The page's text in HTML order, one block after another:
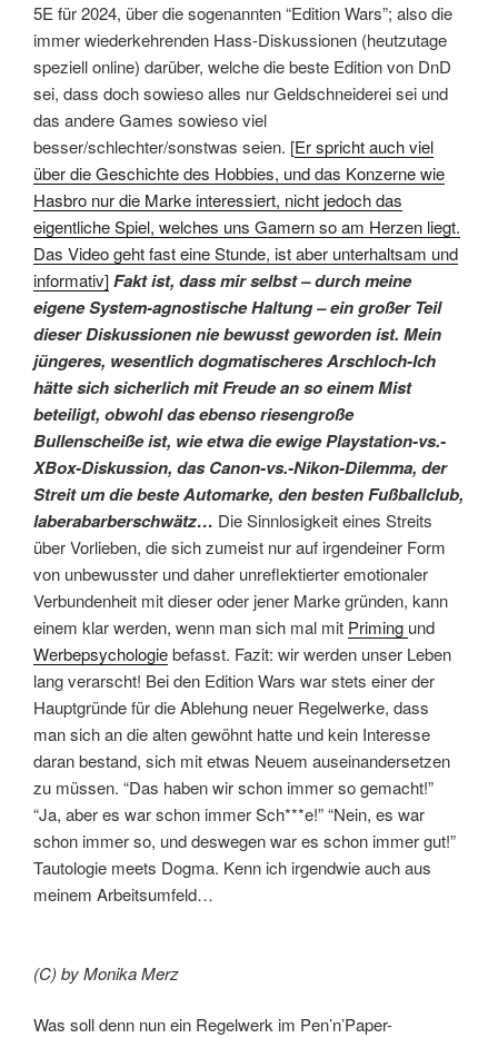
5E für 2024, über die sogenannten “Edition Wars”; also die
immer wiederkehrenden Hass-Diskussionen (heutzutage
speziell online) darüber, welche die beste Edition von DnD
sei, dass doch sowieso alles nur Geldschneiderei sei und
das andere Games sowieso viel
besser/schlechter/sonstwas seien. [Er spricht auch viel
über die Geschichte des Hobbies, und das Konzerne wie
Hasbro nur die Marke interessiert, nicht jedoch das
eigentliche Spiel, welches uns Gamern so am Herzen liegt.
Das Video geht fast eine Stunde, ist aber unterhaltsam und
informativ]Fakt ist, dass mir selbst – durch meine
eigene System-agnostische Haltung – ein großer Teil
dieser Diskussionen nie bewusst geworden ist. Mein
jüngeres, wesentlich dogmatischeres Arschloch-Ich
hätte sich sicherlich mit Freude an so einem Mist
beteiligt, obwohl das ebenso riesengroße
Bullenscheiße ist, wie etwa die ewige Playstation-vs.-
XBox-Diskussion, das Canon-vs.-Nikon-Dilemma, der
Streit um die beste Automarke, den besten Fußballclub,
laberabarberschwätz… Die Sinnlosigkeit eines Streits
über Vorlieben, die sich zumeist nur auf irgendeiner Form
von unbewusster und daher unreflektierter emotionaler
Verbundenheit mit dieser oder jener Marke gründen, kann
einem klar werden, wenn man sich mal mit Priming und
Werbepsychologiebefasst. Fazit: wir werden unser Leben
lang verarscht! Bei den Edition Wars war stets einer der
Hauptgründe für die Ablehung neuer Regelwerke, dass
man sich an die alten gewöhnt hatte und kein Interesse
daran bestand, sich mit etwas Neuem auseinandersetzen
zu müssen. “Das haben wir schon immer so gemacht!”
“Ja, aber es war schon immer Sch***e!” “Nein, es war
schon immer so, und deswegen war es schon immer gut!”
Tautologie meets Dogma. Kenn ich irgendwie auch aus
meinem Arbeitsumfeld…
(C) by Monika Merz
Was soll denn nun ein Regelwerk im Pen’n’Paper-